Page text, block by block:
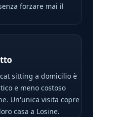
forzare mai il
sitting a domicilio è
e meno costoso
Un'unica visita copre
casa a Losine.